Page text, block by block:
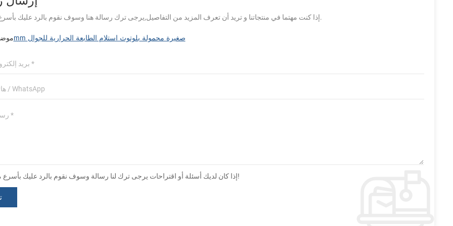
إذا كنت مهتما في منتجاتنا و تريد أن تعرف المزيد من التفاصيل,يرجى ترك رسالة هنا وسوف نقوم بالرد عليك بأسرع ما يمكن.
58mm صغيرة محمولة بلوتوث استلام الطابعة الحرارية للجوال
إذا كان لديك أسئلة أو اقتراحات يرجى ترك لنا رسالة وسوف نقوم بالرد عليك بأسرع ما يمكن!